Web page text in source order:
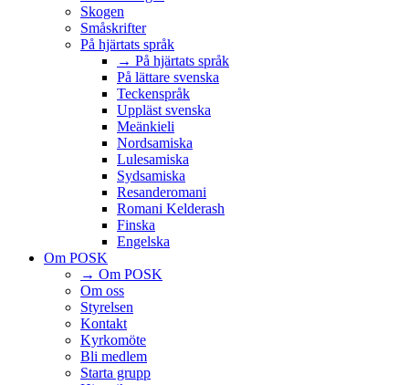
Skogen
Småskrifter
På hjärtats språk
→ På hjärtats språk
På lättare svenska
Teckenspråk
Uppläst svenska
Meänkieli
Nordsamiska
Lulesamiska
Sydsamiska
Resanderomani
Romani Kelderash
Finska
Engelska
Om POSK
→ Om POSK
Om oss
Styrelsen
Kontakt
Kyrkomöte
Bli medlem
Starta grupp